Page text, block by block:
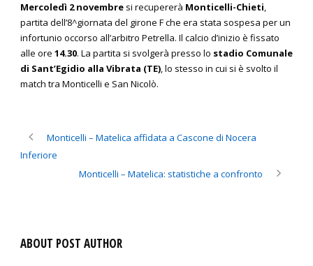
Mercoledì 2 novembre si recupererà Monticelli-Chieti,
partita dell’8^giornata del girone F che era stata sospesa per un
infortunio occorso all’arbitro Petrella. Il calcio d’inizio è fissato
alle ore 14.30. La partita si svolgerà presso lo stadio Comunale
di Sant’Egidio alla Vibrata (TE), lo stesso in cui si è svolto il
match tra Monticelli e San Nicolò.
Monticelli – Matelica affidata a Cascone di Nocera
Inferiore
Monticelli – Matelica: statistiche a confronto
ABOUT POST AUTHOR